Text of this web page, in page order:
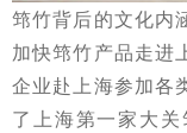
筇竹背后的文化内
加快筇竹产品走进
企业赴上海参加各
了上海第一家大